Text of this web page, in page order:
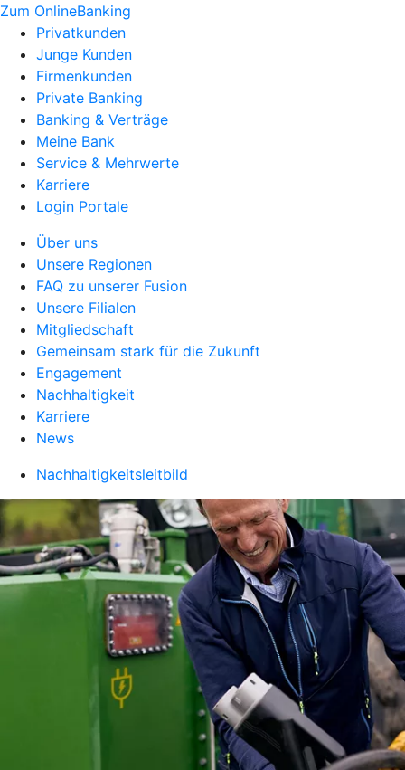
Zum OnlineBanking
Privatkunden
Junge Kunden
Firmenkunden
Private Banking
Banking & Verträge
Meine Bank
Service & Mehrwerte
Karriere
Login Portale
Über uns
Unsere Regionen
FAQ zu unserer Fusion
Unsere Filialen
Mitgliedschaft
Gemeinsam stark für die Zukunft
Engagement
Nachhaltigkeit
Karriere
News
Nachhaltigkeitsleitbild